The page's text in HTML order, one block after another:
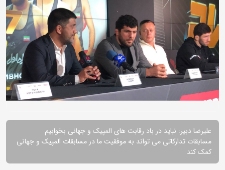
علیرضا دبیر: نباید در باد رقابت های المپیک و جهانی بخوابیم
مسابقات تدارکاتی می تواند به موفقیت ما در مسابقات المپیک و جهانی
کمک کند